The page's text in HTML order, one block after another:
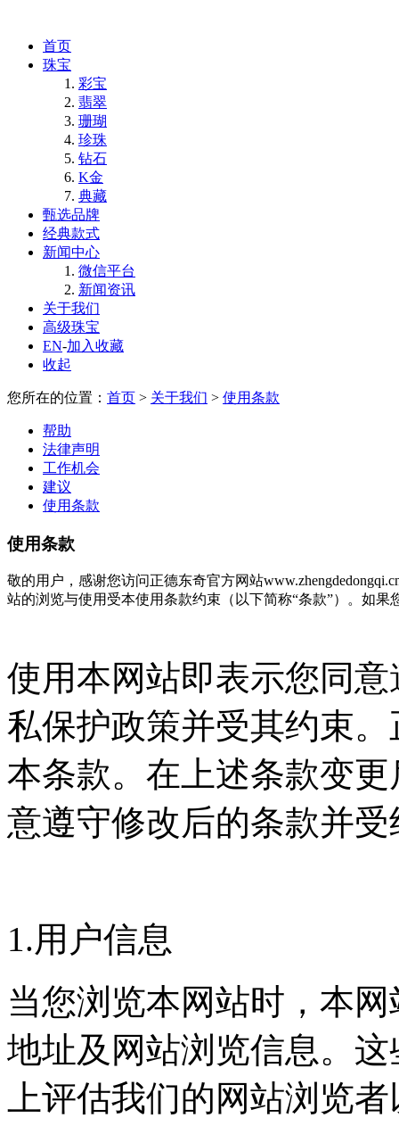
首页
珠宝
彩宝
翡翠
珊瑚
珍珠
钻石
K金
典藏
甄选品牌
经典款式
新闻中心
微信平台
新闻资讯
关于我们
高级珠宝
EN-加入收藏
收起
您所在的位置： 首页 > 关于我们 > 使用条款
帮助
法律声明
工作机会
建议
使用条款
使用条款
敬的用户，感谢您访问正德东奇官方网站
站的浏览与使用受本使用条款约束（以下简称“条款”）。如
使用本网站即表示您同
私保护政策并受其约束
本条款。在上述条款变
意遵守修改后的条款并受
1.用户信息
当您浏览本网站时，本
地址及网站浏览信息。
上评估我们的网站浏览